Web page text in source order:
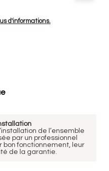
d'informations.
de l’ensemble
par un professionnel
bon fonctionnement, leur
de la garantie.